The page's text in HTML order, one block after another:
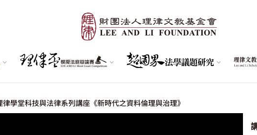
學堂科技與法律系列講座《新時代之資料倫理與治理》